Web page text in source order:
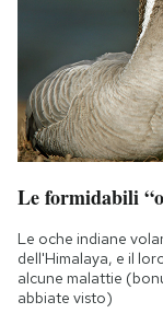
CALENDARIO
AREA
Newsletter
Notifiche
Regala il Post
Hai bisogno
Le formidabili
Le oche indiane
dell'Himalaya, e il
alcune malattie
abbiate visto)